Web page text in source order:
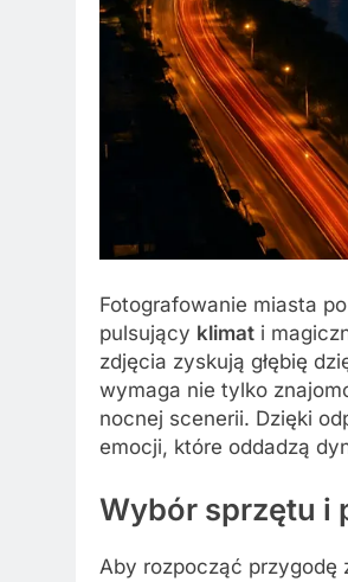
Fotografowanie miasta
pulsujący klimat i
zdjęcia zyskują głębię
wymaga nie tylko
nocnej scenerii. Dzięki
emocji, które oddadzą
Wybór sprzętu i
Aby rozpocząć przygodę